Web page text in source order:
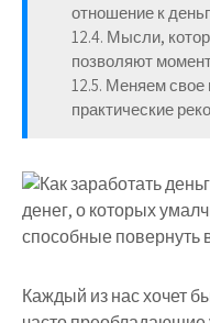
отношение к
12.4. Мысли,
позволяют
12.5. Меняем
практические
Каждый из нас хочет